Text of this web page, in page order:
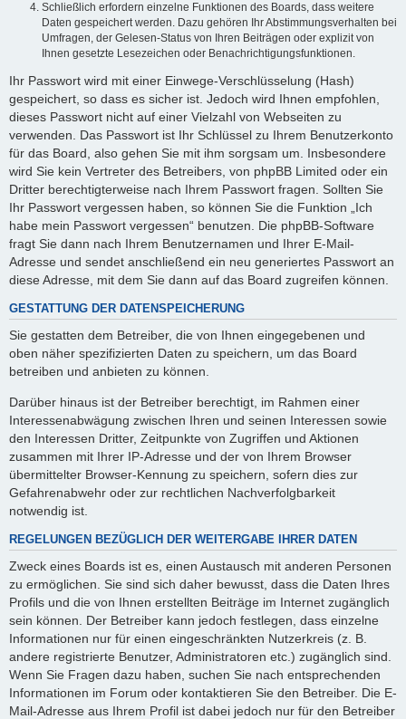
Schließlich erfordern einzelne Funktionen des Boards, dass weitere
Daten gespeichert werden. Dazu gehören Ihr Abstimmungsverhalten bei
Umfragen, der Gelesen-Status von Ihren Beiträgen oder explizit von
Ihnen gesetzte Lesezeichen oder Benachrichtigungsfunktionen.
Ihr Passwort wird mit einer Einwege-Verschlüsselung (Hash)
gespeichert, so dass es sicher ist. Jedoch wird Ihnen empfohlen,
dieses Passwort nicht auf einer Vielzahl von Webseiten zu
verwenden. Das Passwort ist Ihr Schlüssel zu Ihrem Benutzerkonto
für das Board, also gehen Sie mit ihm sorgsam um. Insbesondere
wird Sie kein Vertreter des Betreibers, von phpBB Limited oder ein
Dritter berechtigterweise nach Ihrem Passwort fragen. Sollten Sie
Ihr Passwort vergessen haben, so können Sie die Funktion „Ich
habe mein Passwort vergessen“ benutzen. Die phpBB-Software
fragt Sie dann nach Ihrem Benutzernamen und Ihrer E-Mail-
Adresse und sendet anschließend ein neu generiertes Passwort an
diese Adresse, mit dem Sie dann auf das Board zugreifen können.
GESTATTUNG DER DATENSPEICHERUNG
Sie gestatten dem Betreiber, die von Ihnen eingegebenen und
oben näher spezifizierten Daten zu speichern, um das Board
betreiben und anbieten zu können.
Darüber hinaus ist der Betreiber berechtigt, im Rahmen einer
Interessenabwägung zwischen Ihren und seinen Interessen sowie
den Interessen Dritter, Zeitpunkte von Zugriffen und Aktionen
zusammen mit Ihrer IP-Adresse und der von Ihrem Browser
übermittelter Browser-Kennung zu speichern, sofern dies zur
Gefahrenabwehr oder zur rechtlichen Nachverfolgbarkeit
notwendig ist.
REGELUNGEN BEZÜGLICH DER WEITERGABE IHRER DATEN
Zweck eines Boards ist es, einen Austausch mit anderen Personen
zu ermöglichen. Sie sind sich daher bewusst, dass die Daten Ihres
Profils und die von Ihnen erstellten Beiträge im Internet zugänglich
sein können. Der Betreiber kann jedoch festlegen, dass einzelne
Informationen nur für einen eingeschränkten Nutzerkreis (z. B.
andere registrierte Benutzer, Administratoren etc.) zugänglich sind.
Wenn Sie Fragen dazu haben, suchen Sie nach entsprechenden
Informationen im Forum oder kontaktieren Sie den Betreiber. Die E-
Mail-Adresse aus Ihrem Profil ist dabei jedoch nur für den Betreiber